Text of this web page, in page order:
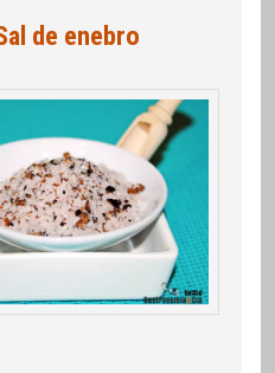
de enebro